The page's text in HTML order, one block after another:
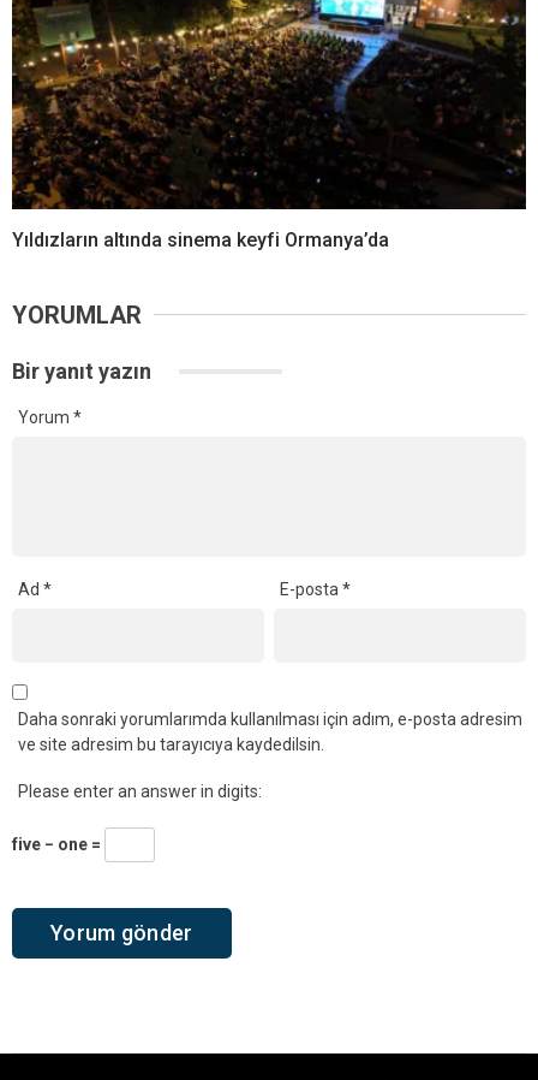
Yıldızların altında sinema keyfi Ormanya’da
YORUMLAR
Bir yanıt yazın
Yorum *
Ad * E-posta*
Daha sonraki yorumlarımda kullanılması için adım, e-posta adresim
ve site adresim bu tarayıcıya kaydedilsin.
Please enter an answer in digits:
five − one =